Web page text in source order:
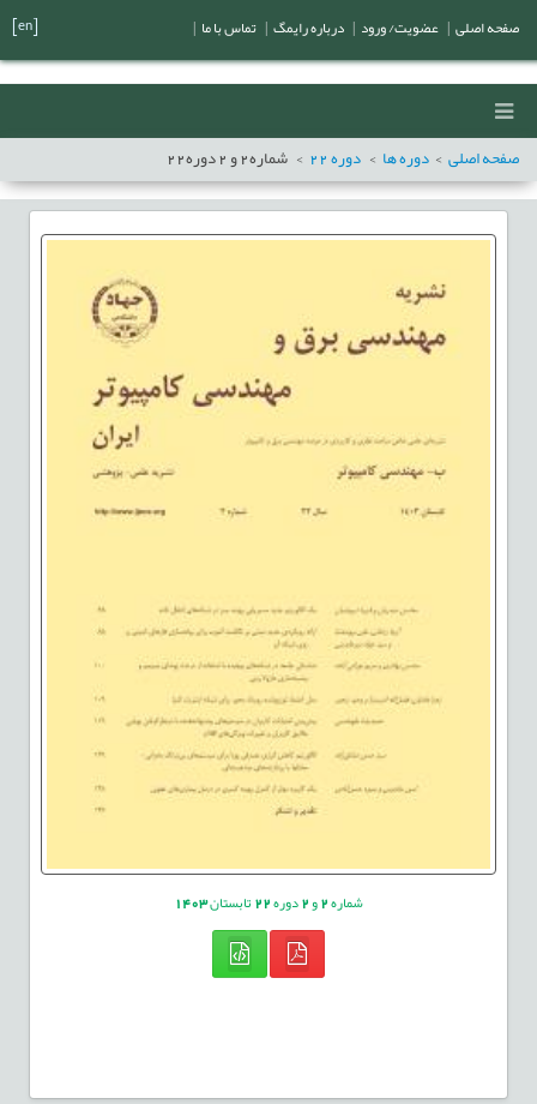
صفحه اصلی دوره ها دوره22 شماره2و2دوره22
شماره2و 2دوره22تابستان1403
صفحه اصلی عضویت/ ورود درباره رایمگ تماس با ما